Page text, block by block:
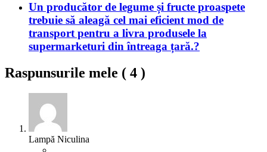
Un producător de legume și fructe proaspete
trebuie să aleagă cel mai eficient mod de
transport pentru a livra produsele la
supermarketuri din întreaga țară.?
Raspunsurile mele ( 4 )
Lampă Niculina